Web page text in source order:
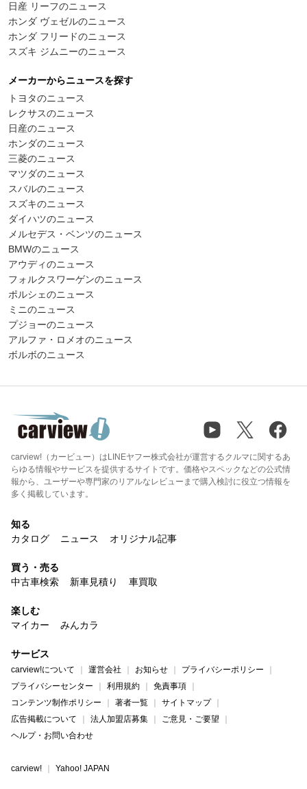
日産 リーフのニュース
ホンダ ヴェゼルのニュース
ホンダ フリードのニュース
スズキ ジムニーのニュース
メーカーからニュースを探す
トヨタのニュース
レクサスのニュース
日産のニュース
ホンダのニュース
三菱のニュース
マツダのニュース
スバルのニュース
スズキのニュース
ダイハツのニュース
メルセデス・ベンツのニュース
BMWのニュース
アウディのニュース
フォルクスワーゲンのニュース
ポルシェのニュース
ミニのニュース
プジョーのニュース
アルファ・ロメオのニュース
ボルボのニュース
carview!（カービュー）はLINEヤフー株式会社が運営するクルマに関するあ
らゆる情報やサービスを提供するサイトです。価格やスペックなどの公式情
報から、ユーザーや専門家のリアルなレビューまで購入検討に役立つ情報を
多く掲載しています。
知る
カタログ
ニュース オリジナル記事
買う・売る
中古車検索
新車見積り 車買取
楽しむ
マイカー
みんカラ
サービス
carview!について 運営会社 お知らせ
プライバシーポリシー
プライバシーセンター
利用規約
免責事項
コンテンツ制作ポリシー
著者一覧
サイトマップ
広告掲載について
法人加盟店募集
ご意見・ご要望
ヘルプ・お問い合わせ
carview! Yahoo! JAPAN